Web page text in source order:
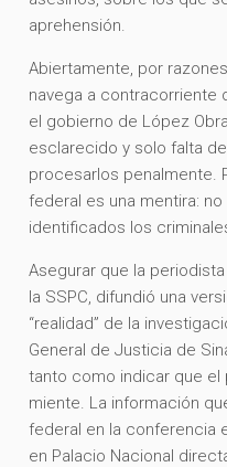
aprehensión.
Abiertamente, por
navega a contracorriente
el gobierno de López
esclarecido y solo falta
procesarlos penalmente.
federal es una mentira: no
identificados los
Asegurar que la
la SSPC, difundió una
“realidad” de la
General de Justicia de
tanto como indicar que
miente. La información
federal en la conferencia
en Palacio Nacional